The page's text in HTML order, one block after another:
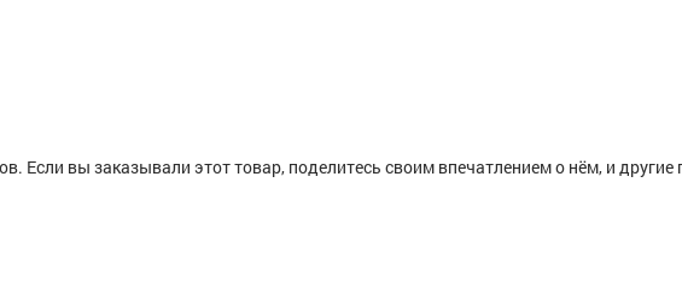
Если вы заказывали этот товар, поделитесь своим впечатлением о нём, и